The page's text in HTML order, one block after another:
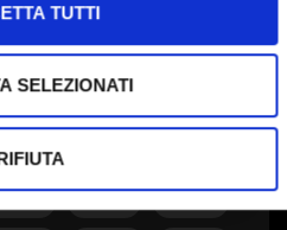
TUTTI
SELEZIONATI
962 963
972 973
974
977